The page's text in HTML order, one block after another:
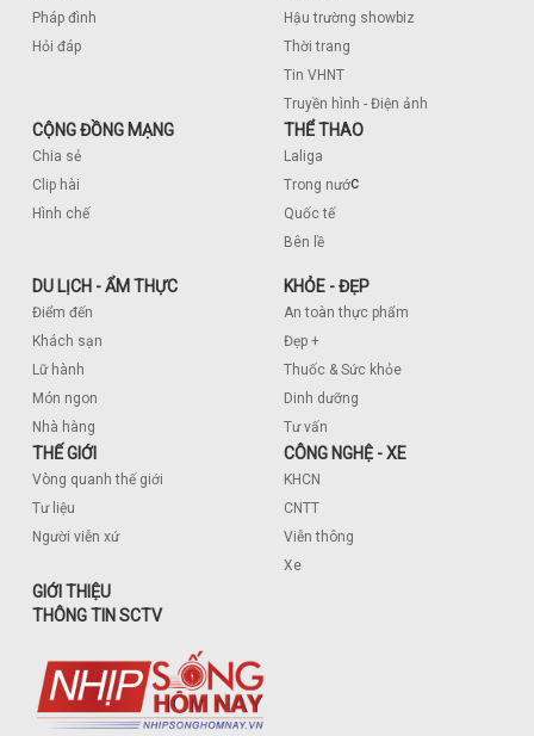
Pháp đình
Hỏi đáp
Hậu trường showbiz
Thời trang
Tin VHNT
Truyền hình - Điện ảnh
CỘNG ĐỒNG MẠNG
Chia sẻ
Clip hài
Hình chế
THỂ THAO
Laliga
Trong nước
Quốc tế
Bên lề
DU LỊCH - ẨM THỰC
Điểm đến
Khách sạn
Lữ hành
Món ngon
Nhà hàng
KHỎE - ĐẸP
An toàn thực phẩm
Đẹp +
Thuốc & Sức khỏe
Dinh dưỡng
Tư vấn
THẾ GIỚI
Vòng quanh thế giới
Tư liệu
Người viễn xứ
CÔNG NGHỆ - XE
KHCN
CNTT
Viễn thông
Xe
GIỚI THIỆU
THÔNG TIN SCTV